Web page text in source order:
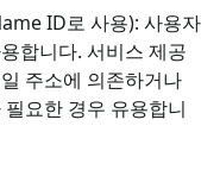
ID로 사용): 사용자
합니다. 서비스 제공
주소에 의존하거나
요한 경우 유용합니